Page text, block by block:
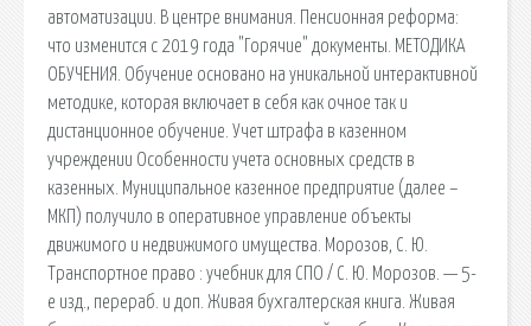
автоматизации. В центре внимания. Пенсионная реформа:
что изменится с 2019 года "Горячие" документы. МЕТОДИКА
ОБУЧЕНИЯ. Обучение основано на уникальной интерактивной
методике, которая включает в себя как очное так и
дистанционное обучение. Учет штрафа в казенном
учреждении Особенности учета основных средств в
казенных. Муниципальное казенное предприятие (далее –
МКП) получило в оперативное управление объекты
движимого и недвижимого имущества. Морозов, С. Ю.
Транспортное право : учебник для СПО / С. Ю. Морозов. — 5-
е изд., перераб. и доп. Живая бухгалтерская книга. Живая